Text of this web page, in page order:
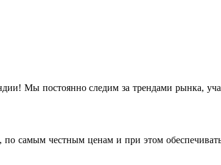
Мы постоянно следим за трендами рынка,
самым честным ценам и при этом